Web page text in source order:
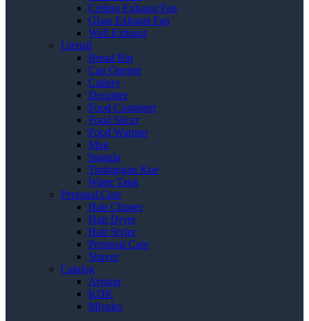
Ceiling Exhaust Fan
Glass Exhaust Fan
Wall Exhaust
Utensil
Bread Bin
Can Opener
Cutlery
Decanter
Food Container
Food Slicer
Food Warmer
Mug
Spatula
Timbangan Kue
Water Tank
Personal Care
Hair Clipper
Hair Dryer
Hair Styler
Personal Care
Shaver
Catalog
Ariston
KDK
Miyako